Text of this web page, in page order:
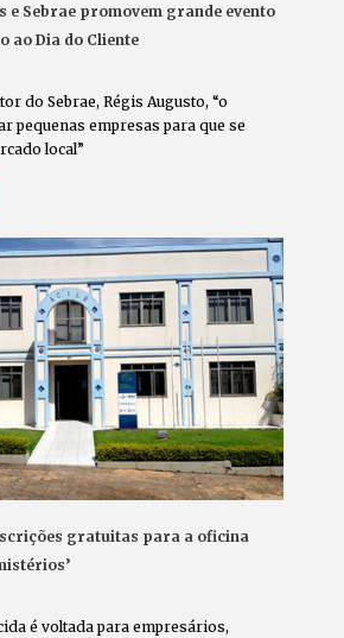
e Sebrae promovem grande evento
ao Dia do Cliente
do Sebrae, Régis Augusto, “o
pequenas empresas para que se
local”
gratuitas para a oficina
é voltada para empresários,